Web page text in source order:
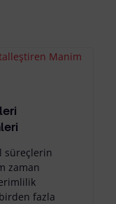
süreçlerin
zaman
fazla